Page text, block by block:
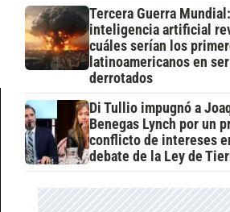
Tercera Guerra
inteligencia artificial
cuáles serían los
latinoamericanos en ser
derrotados
Di Tullio impugnó a
Benegas Lynch por un
conflicto de intereses
debate de la Ley de